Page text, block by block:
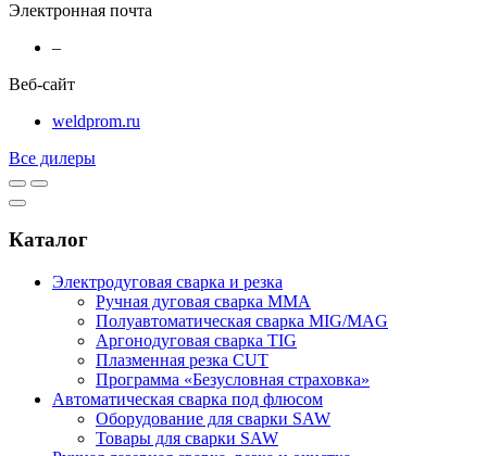
Электронная почта
–
Веб-сайт
weldprom.ru
Все дилеры
Каталог
Электродуговая сварка и резка
Ручная дуговая сварка MMA
Полуавтоматическая сварка MIG/MAG
Аргонодуговая сварка TIG
Плазменная резка CUT
Программа «Безусловная страховка»
Автоматическая сварка под флюсом
Оборудование для сварки SAW
Товары для сварки SAW